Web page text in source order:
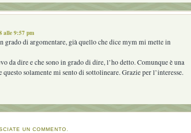
alle 9:57 pm
grado di argomentare, già quello che dice mym mi mette in
da dire e che sono in grado di dire, l’ho detto. Comunque è una
questo solamente mi sento di sottolineare. Grazie per l’interesse.
UN COMMENTO.